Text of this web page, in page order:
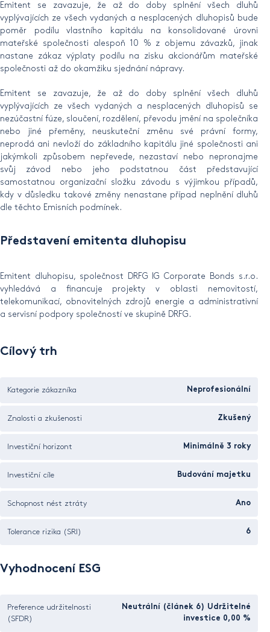
Emitent se zavazuje, že až do doby splnění všech dluhů
vyplývajících ze všech vydaných a nesplacených dluhopisů bude
poměr podílu vlastního kapitálu na konsolidované úrovni
mateřské společnosti alespoň 10 % z objemu závazků, jinak
nastane zákaz výplaty podílu na zisku akcionářům mateřské
společnosti až do okamžiku sjednání nápravy.
Emitent se zavazuje, že až do doby splnění všech dluhů
vyplývajících ze všech vydaných a nesplacených dluhopisů se
nezúčastní fúze, sloučení, rozdělení, převodu jmění na společníka
nebo jiné přeměny, neuskuteční změnu své právní formy,
neprodá ani nevloží do základního kapitálu jiné společnosti ani
jakýmkoli způsobem nepřevede, nezastaví nebo nepronajme
svůj závod nebo jeho podstatnou část představující
samostatnou organizační složku závodu s výjimkou případů,
kdy v důsledku takové změny nenastane případ neplnění dluhů
dle těchto Emisních podmínek.
Představení emitenta dluhopisu
Emitent dluhopisu, společnost DRFG IG Corporate Bonds s.r.o.
vyhledává a financuje projekty v oblasti nemovitostí,
telekomunikací, obnovitelných zdrojů energie a administrativní
a servisní podpory společností ve skupině DRFG.
Cílový trh
Kategorie zákazníka Neprofesionální
Znalosti a zkušenosti Zkušený
Investiční horizont Minimálně 3 roky
Investiční cíle Budování majetku
Schopnost nést ztráty Ano
Tolerance rizika (SRI) 6
Vyhodnocení ESG
Preference udržitelnosti
(SFDR)
Neutrální (článek 6) Udržitelné
investice 0,00 %